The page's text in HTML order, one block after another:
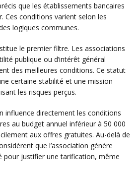
que les établissements bancaires
Ces conditions varient selon les
logiques communes.
le premier filtre. Les associations
publique ou d’intérêt général
des meilleures conditions. Ce statut
certaine stabilité et une mission
les risques perçus.
influence directement les conditions
au budget annuel inférieur à 50 000
aux offres gratuites. Au-delà de
que l’association génère
pour justifier une tarification, même